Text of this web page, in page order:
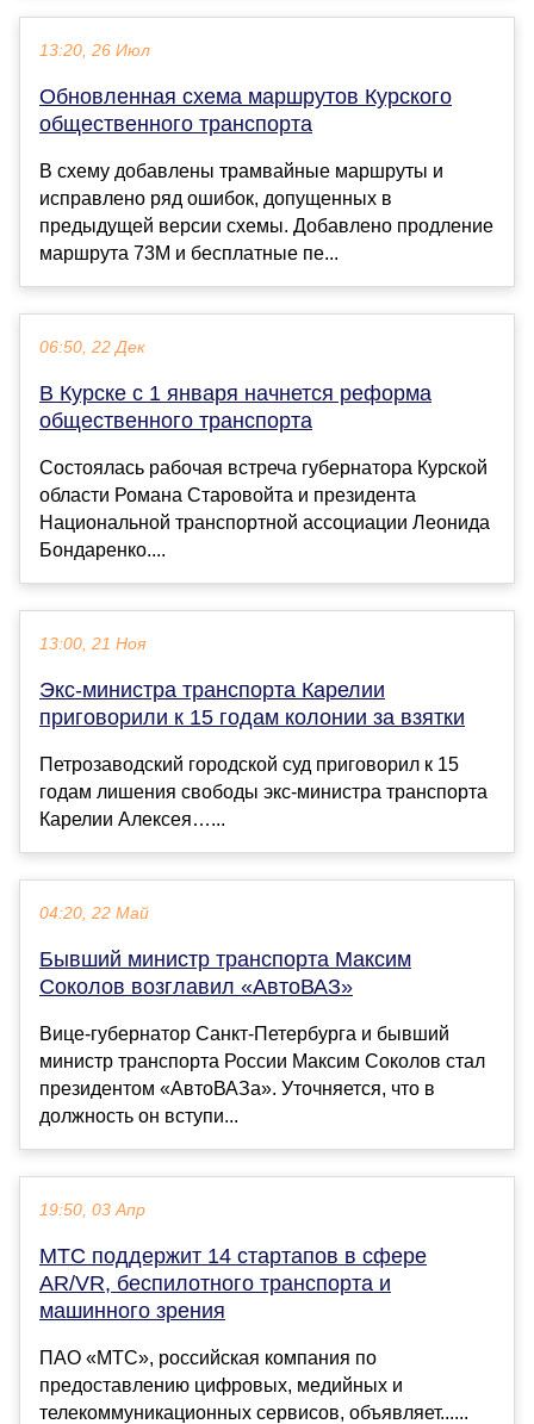
13:20, 26 Июл
Обновленная схема маршрутов Курского
общественного транспорта
В схему добавлены трамвайные маршруты и
исправлено ряд ошибок, допущенных в
предыдущей версии схемы. Добавлено продление
маршрута 73М и бесплатные пе...
06:50, 22 Дек
В Курске с 1 января начнется реформа
общественного транспорта
Состоялась рабочая встреча губернатора Курской
области Романа Старовойта и президента
Национальной транспортной ассоциации Леонида
Бондаренко....
13:00, 21 Ноя
Экс-министра транспорта Карелии
приговорили к 15 годам колонии за взятки
Петрозаводский городской суд приговорил к 15
годам лишения свободы экс-министра транспорта
Карелии Алексея…...
04:20, 22 Май
Бывший министр транспорта Максим
Соколов возглавил «АвтоВАЗ»
Вице-губернатор Санкт-Петербурга и бывший
министр транспорта России Максим Соколов стал
президентом «АвтоВАЗа». Уточняется, что в
должность он вступи...
19:50, 03 Апр
МТС поддержит 14 стартапов в сфере
AR/VR, беспилотного транспорта и
машинного зрения
ПАО «МТС», российская компания по
предоставлению цифровых, медийных и
телекоммуникационных сервисов, объявляет......